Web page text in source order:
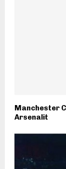
Manchester
Arsenalit